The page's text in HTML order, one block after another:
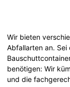
Wir bieten
Abfallarten an. Sei
benötigen: Wir
und die